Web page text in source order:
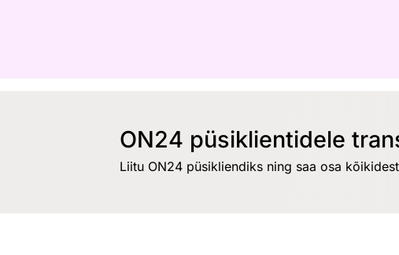
ON24 püsiklientidele
Liitu ON24 püsikliendiks ning saa osa